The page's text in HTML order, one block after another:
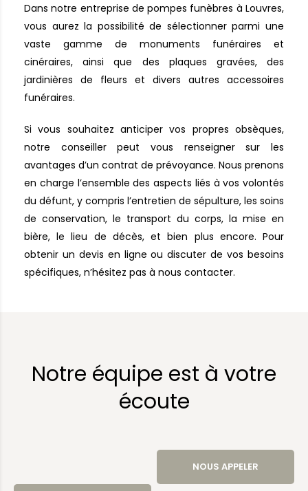
Dans notre entreprise de pompes funèbres à Louvres,
vous aurez la possibilité de sélectionner parmi une
vaste gamme de monuments funéraires et
cinéraires, ainsi que des plaques gravées, des
jardinières de fleurs et divers autres accessoires
funéraires.
Si vous souhaitez anticiper vos propres obsèques,
notre conseiller peut vous renseigner sur les
avantages d’un contrat de prévoyance. Nous prenons
en charge l’ensemble des aspects liés à vos volontés
du défunt, y compris l’entretien de sépulture, les soins
de conservation, le transport du corps, la mise en
bière, le lieu de décès, et bien plus encore. Pour
obtenir un devis en ligne ou discuter de vos besoins
spécifiques, n’hésitez pas à nous contacter.
Notre équipe est à votre
écoute
NOUS APPELER